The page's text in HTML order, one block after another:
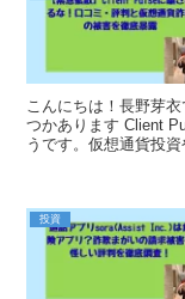
こんにちは！長野芽
つかあります Client
うです。仮想通貨投
投資